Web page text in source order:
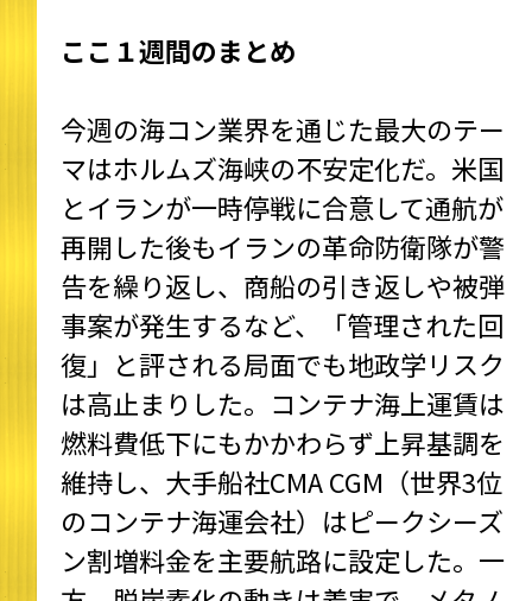
ここ１週間のまとめ
今週の海コン業界を通じた最大のテー
マはホルムズ海峡の不安定化だ。米国
とイランが一時停戦に合意して通航が
再開した後もイランの革命防衛隊が警
告を繰り返し、商船の引き返しや被弾
事案が発生するなど、「管理された回
復」と評される局面でも地政学リスク
は高止まりした。コンテナ海上運賃は
燃料費低下にもかかわらず上昇基調を
維持し、大手船社CMA CGM（世界3位
のコンテナ海運会社）はピークシーズ
ン割増料金を主要航路に設定した。一